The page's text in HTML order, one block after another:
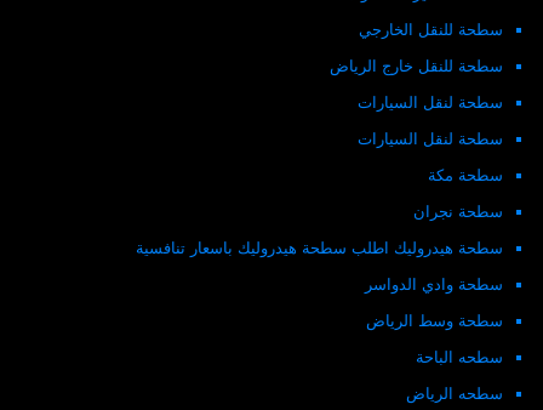
سطحة للنقل الخارجي
سطحة للنقل خارج الرياض
سطحة لنقل السيارات
سطحة لنقل السيارات
سطحة مكة
سطحة نجران
سطحة هيدروليك اطلب سطحة هيدروليك باسعار تنافسية
سطحة وادي الدواسر
سطحة وسط الرياض
سطحه الباحة
سطحه الرياض